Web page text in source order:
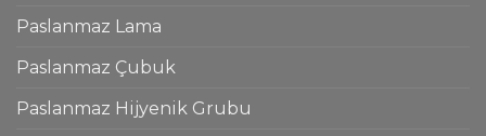
Paslanmaz Lama
Paslanmaz Çubuk
Paslanmaz Hijyenik Grubu